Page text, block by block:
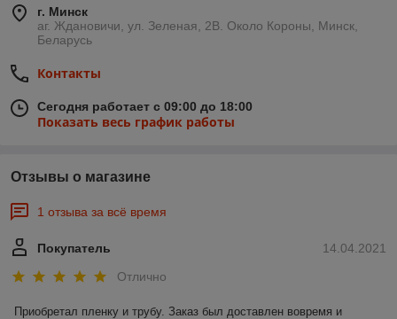
г. Минск
аг. Ждановичи, ул. Зеленая, 2В. Около Короны, Минск,
Беларусь
Контакты
Сегодня работает с 09:00 до 18:00
Показать весь график работы
Отзывы о магазине
1 отзыва за всё время
14.04.2021
Покупатель
Отлично
Приобретал пленку и трубу. Заказ был доставлен вовремя и